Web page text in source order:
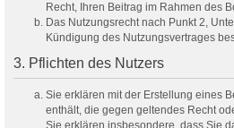
Recht, Ihren Beitrag im Rahmen des
Das Nutzungsrecht nach Punkt 2,
Kündigung des Nutzungsvertrages
3. Pflichten des Nutzers
Sie erklären mit der Erstellung eines
enthält, die gegen geltendes Recht
Sie erklären insbesondere, dass Sie